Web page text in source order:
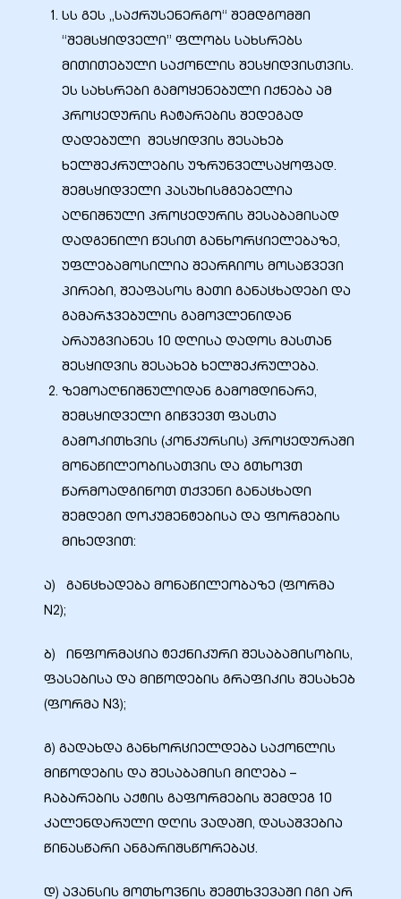
სს გეს „საქრუსენერგო“ შემდგომში
“შემსყიდველი” ფლობს სახსრებს
მითითებული საქონლის შესყიდვისთვის.
ეს სახსრები გამოყენებული იქნება ამ
პროცედურის ჩატარების შედეგად
დადებული შესყიდვის შესახებ
ხელშეკრულების უზრუნველსაყოფად.
შემსყიდველი პასუხისმგებელია
აღნიშნული პროცედურის შესაბამისად
დადგენილი წესით განხორციელებაზე,
უფლებამოსილია შეარჩიოს მოსაწვევი
პირები, შეაფასოს მათი განაცხადები და
გამარჯვებულის გამოვლენიდან
არაუგვიანეს 10 დღისა დადოს მასთან
შესყიდვის შესახებ ხელშეკრულება.
ზემოაღნიშნულიდან გამომდინარე,
შემსყიდველი გიწვევთ ფასთა
გამოკითხვის (კონკურსის) პროცედურაში
მონაწილეობისათვის და გთხოვთ
წარმოადგინოთ თქვენი განაცხადი
შემდეგი დოკუმენტებისა და ფორმების
მიხედვით:
ა) განცხადება მონაწილეობაზე (ფორმა
N2);
ბ) ინფორმაცია ტექნიკური შესაბამისობის,
ფასებისა და მიწოდების გრაფიკის შესახებ
(ფორმა N3);
გ) გადახდა განხორციელდება საქონლის
მიწოდების და შესაბამისი მიღება –
ჩაბარების აქტის გაფორმების შემდეგ 10
კალენდარული დღის ვადაში, დასაშვებია
წინასწარი ანგარიშსწორებაც.
დ) ავანსის მოთხოვნის შემთხვევაში იგი არ